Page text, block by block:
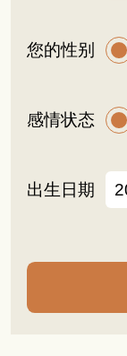
您的性别
感情状态
出生日期